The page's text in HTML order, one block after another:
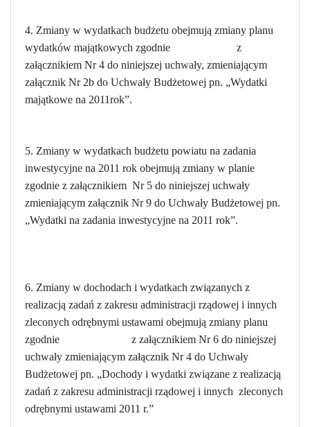
4. Zmiany w wydatkach budżetu obejmują zmiany planu
wydatków majątkowych zgodnie z
załącznikiem Nr 4 do niniejszej uchwały, zmieniającym
załącznik Nr 2b do Uchwały Budżetowej pn. „Wydatki
majątkowe na 2011rok”.
5. Zmiany w wydatkach budżetu powiatu na zadania
inwestycyjne na 2011 rok obejmują zmiany w planie
zgodnie z załącznikiem Nr 5 do niniejszej uchwały
zmieniającym załącznik Nr 9 do Uchwały Budżetowej pn.
„Wydatki na zadania inwestycyjne na 2011 rok”.
6. Zmiany w dochodach i wydatkach związanych z
realizacją zadań z zakresu administracji rządowej i innych
zleconych odrębnymi ustawami obejmują zmiany planu
zgodnie z załącznikiem Nr 6 do niniejszej
uchwały zmieniającym załącznik Nr 4 do Uchwały
Budżetowej pn. „Dochody i wydatki związane z realizacją
zadań z zakresu administracji rządowej i innych zleconych
odrębnymi ustawami 2011 r.”